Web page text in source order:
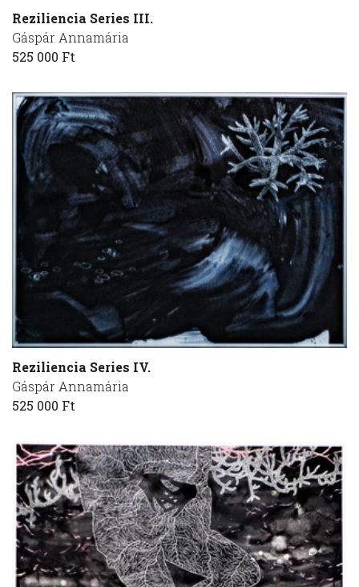
Reziliencia Series III.
Gáspár Annamária
525 000 Ft
Reziliencia Series IV.
Gáspár Annamária
525 000 Ft